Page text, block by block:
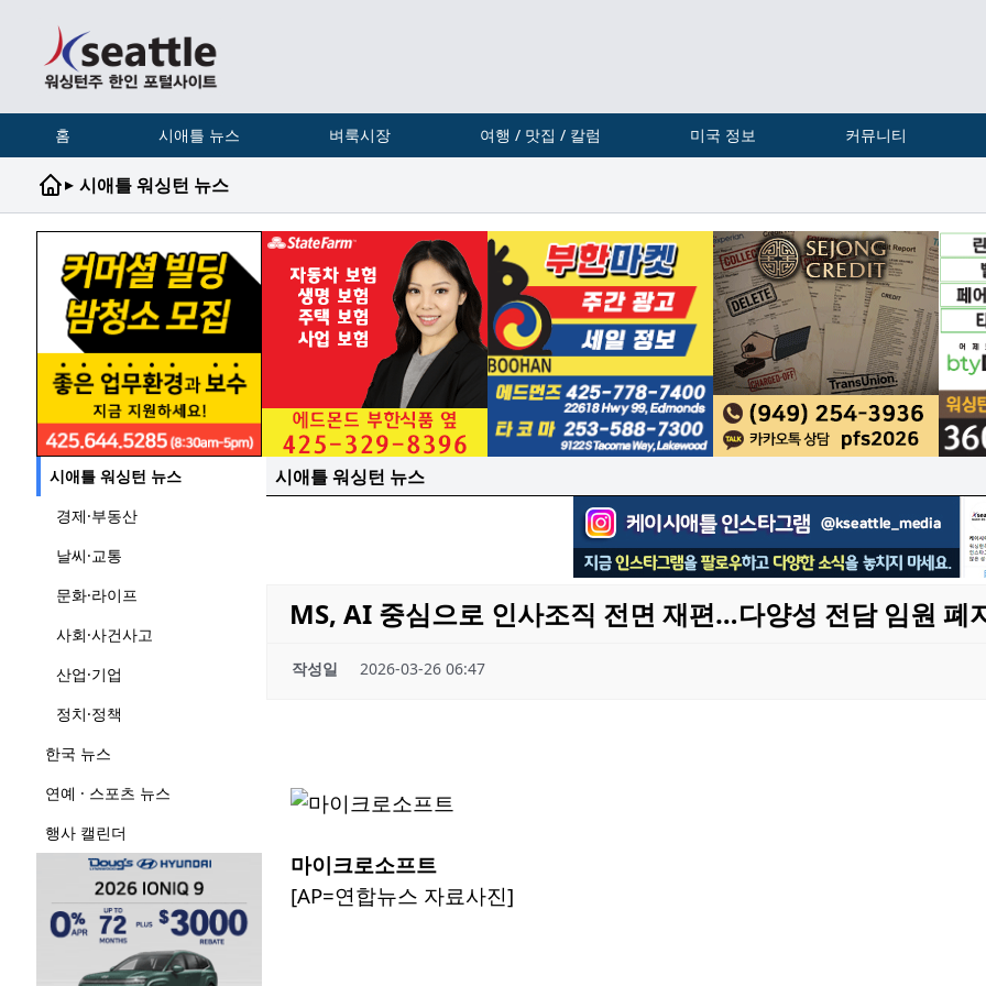
홈 시애틀 뉴스 벼룩시장 여행 / 맛집 / 칼럼 미국 정보 커뮤니티
▸ 시애틀 워싱턴 뉴스
시애틀 워싱턴 뉴스
경제·부동산
날씨·교통
문화·라이프
사회·사건사고
산업·기업
정치·정책
한국 뉴스
연예 · 스포츠 뉴스
행사 캘린더
시애틀 워싱턴 뉴스
MS, AI 중심으로 인사조직 전면 재편…다양성 전담 임원 폐
작성일 2026-03-26 06:47
마이크로소프트
[AP=연합뉴스 자료사진]